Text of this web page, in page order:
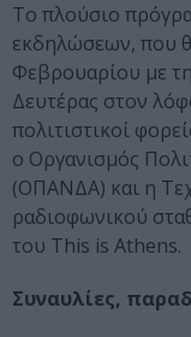
Το πλούσιο
εκδηλώσεων, που
Φεβρουαρίου με
Δευτέρας στον
πολιτιστικοί
ο Οργανισμός
(ΟΠΑΝΔΑ) και η
ραδιοφωνικού
του This is Athens.
Συναυλίες,